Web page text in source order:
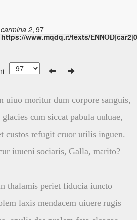
carmina 2, 97
https://www.mqdq.it/texts/
uiuo moritur dum corpore sanguis,
cum siccat pabula uuluae,
custos refugit cruor utilis inguen.
iuueni sociaris, Galla, marito?
thalamis periet fiducia iuncto
laxis mendacem uiuere rugis